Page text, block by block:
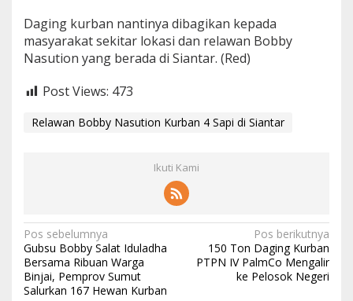
Daging kurban nantinya dibagikan kepada
masyarakat sekitar lokasi dan relawan Bobby
Nasution yang berada di Siantar. (Red)
Post Views: 473
Relawan Bobby Nasution Kurban 4 Sapi di Siantar
Ikuti Kami
N
a
v
Pos sebelumnya
Gubsu Bobby Salat Iduladha
Bersama Ribuan Warga
Binjai, Pemprov Sumut
Salurkan 167 Hewan Kurban
Pos berikutnya
150 Ton Daging Kurban
PTPN IV PalmCo Mengalir
ke Pelosok Negeri